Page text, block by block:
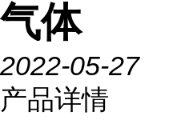
气体
2022-05-27
产品详情